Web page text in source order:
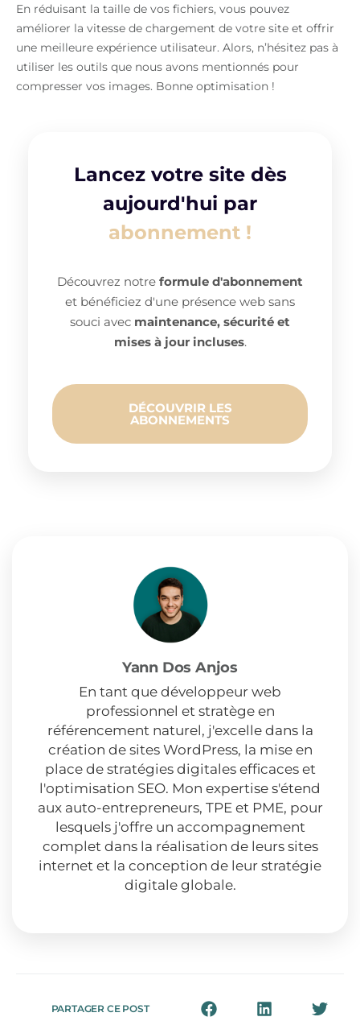
En réduisant la taille de vos fichiers, vous pouvez
améliorer la vitesse de chargement de votre site et offrir
une meilleure expérience utilisateur. Alors, n’hésitez pas à
utiliser les outils que nous avons mentionnés pour
compresser vos images. Bonne optimisation !
Lancez votre site dès
aujourd'hui par
abonnement !
Découvrez notre formule d'abonnement
et bénéficiez d'une présence web sans
souci avec maintenance, sécurité et
mises à jour incluses.
DÉCOUVRIR LES
ABONNEMENTS
Yann Dos Anjos
En tant que développeur web
professionnel et stratège en
référencement naturel, j'excelle dans la
création de sites WordPress, la mise en
place de stratégies digitales efficaces et
l'optimisation SEO. Mon expertise s'étend
aux auto-entrepreneurs, TPE et PME, pour
lesquels j'offre un accompagnement
complet dans la réalisation de leurs sites
internet et la conception de leur stratégie
digitale globale.
PARTAGER CE POST